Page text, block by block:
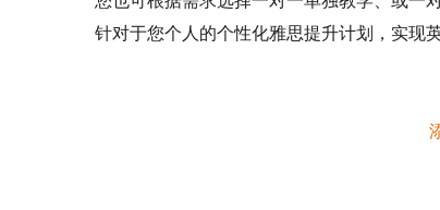
针对于您个人的个性化雅思提升计划，实现